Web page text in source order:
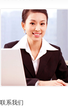
联系我们